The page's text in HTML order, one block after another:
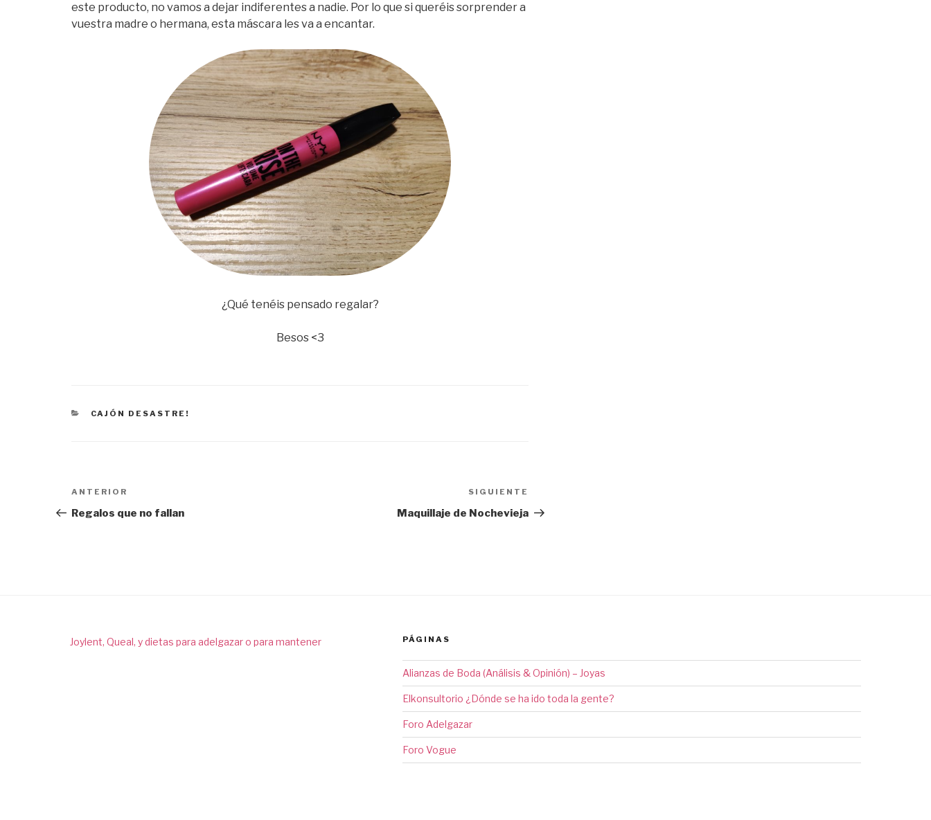
este producto, no vamos a dejar indiferentes a nadie. Por lo que si queréis sorprender a
vuestra madre o hermana, esta máscara les va a encantar.
¿Qué tenéis pensado regalar?
Besos <3
CATEGORÍAS
CAJÓN DESASTRE!
Navegación
entradas
Entrada
anterior:
ANTERIOR
Regalos que no fallan
entrada
SIGUIENTE
Maquillaje de Nochevieja
Joylent, Queal, y dietas para adelgazar o para mantener PÁGINAS
Alianzas de Boda (Análisis & Opinión) – Joyas
Elkonsultorio ¿Dónde se ha ido toda la gente?
Foro Adelgazar
Foro Vogue